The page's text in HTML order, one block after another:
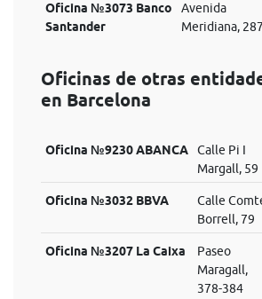
Oficina №3073 Banco
Santander
Avenida
Meridiana, 287
Oficinas de otras
en Barcelona
Oficina №9230 ABANCA
Calle Pi I
Margall, 59
Oficina №3032 BBVA
Calle
Borrell, 79
Oficina №3207 La Caixa
Paseo
Maragall,
378-384